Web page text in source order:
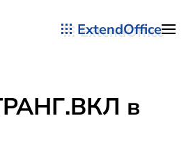
ExtendOffice
в